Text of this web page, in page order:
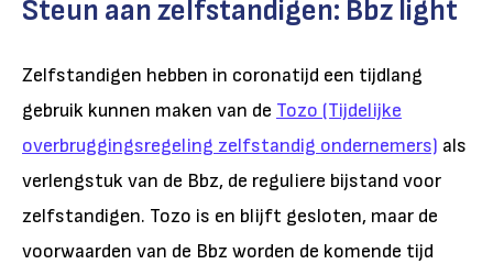
Steun aan zelfstandigen: Bbz light
Zelfstandigen hebben in coronatijd een tijdlang
gebruik kunnen maken van de Tozo (Tijdelijke
overbruggingsregeling zelfstandig ondernemers) als
verlengstuk van de Bbz, de reguliere bijstand voor
zelfstandigen. Tozo is en blijft gesloten, maar de
voorwaarden van de Bbz worden de komende tijd